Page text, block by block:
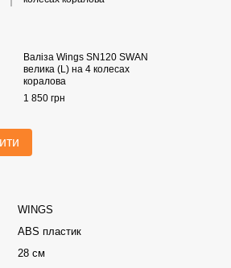
Валіза Wings SN120 SWAN
велика (L) на 4 колесах
коралова
1 850 грн
WINGS
ABS пластик
28 см